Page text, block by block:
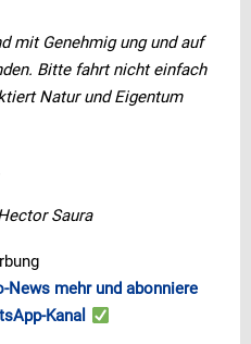
mit Genehmig ung und auf
Bitte fahrt nicht einfach
Natur und Eigentum
Saura
News mehr und abonniere
Kanal